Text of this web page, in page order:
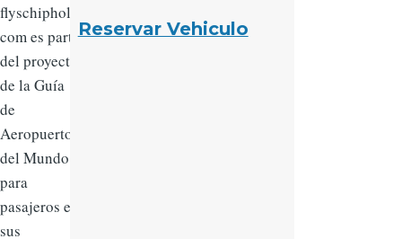
flyschiphol.
com es parte
del proyecto
de la Guía
de
Aeropuertos
del Mundo
para
pasajeros en
sus
Reservar Vehiculo